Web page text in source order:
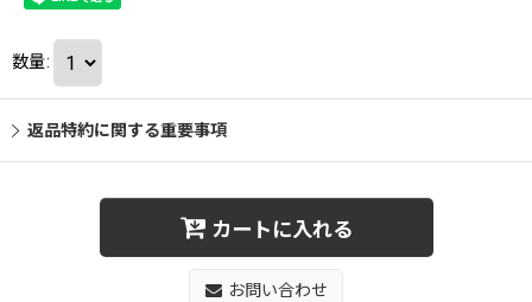
数量:
返品特約に関する重要事項
カートに入れる
お問い合わせ